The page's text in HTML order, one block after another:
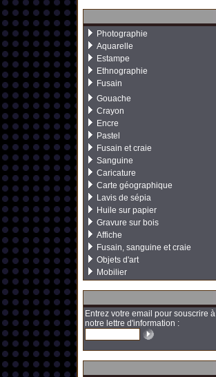
Photographie
Aquarelle
Estampe
Ethnographie
Fusain
Gouache
Crayon
Encre
Pastel
Fusain et craie
Sanguine
Caricature
Carte géographique
Lavis de sépia
Huile sur papier
Gravure sur bois
Affiche
Fusain, sanguine et craie
Objets d'art
Mobilier
Entrez votre email pour souscrire à
notre lettre d'information :